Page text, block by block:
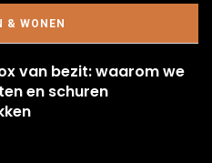
& WONEN
van bezit: waarom we
en schuren